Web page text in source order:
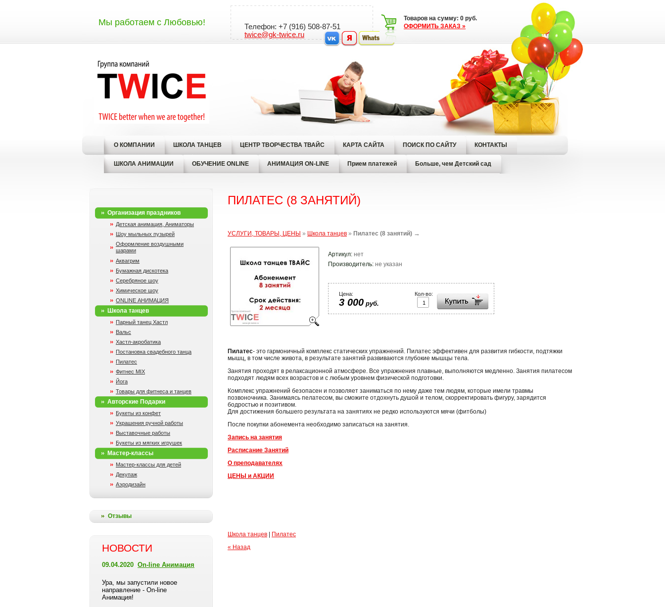
Мы работаем с Любовью!
Телефон: +7 (916) 508-87-51
twice@gk-twice.ru
Товаров на сумму: 0 руб.
ОФОРМИТЬ ЗАКАЗ »
О КОМПАНИИ ШКОЛА ТАНЦЕВ ЦЕНТР ТВОРЧЕСТВА ТВАЙС КАРТА САЙТА ПОИСК ПО САЙТУ КОНТАКТЫ
ШКОЛА АНИМАЦИИ ОБУЧЕНИЕ ONLINE АНИМАЦИЯ ON-LINE Прием платежей Больше, чем Детский сад
Организация праздников
Детская анимация, Аниматоры
Шоу мыльных пузырей
Оформление воздушными
шарами
Аквагрим
Бумажная дискотека
Серебряное шоу
Химическое шоу
ONLINE АНИМАЦИЯ
Школа танцев
Парный танец Хастл
Вальс
Хастл-акробатика
Постановка свадебного танца
Пилатес
Фитнес MIX
Йога
Товары для фитнеса и танцев
Авторские Подарки
Букеты из конфет
Украшения ручной работы
Выставочные работы
Букеты из мягких игрушек
Мастер-классы
Мастер-классы для детей
Декупаж
Аэродизайн
Отзывы
НОВОСТИ
09.04.2020 On-line Анимация
Ура, мы запустили новое
направление - On-line
Анимация!
ПИЛАТЕС (8 ЗАНЯТИЙ)
УСЛУГИ, ТОВАРЫ, ЦЕНЫ » Школа танцев » Пилатес (8 занятий) →
Артикул: нет
Производитель: не указан
Кол-во:
Цена:
3 000 руб.
Пилатес- это гармоничный комплекс статических упражнений. Пилатес эффективен для развития гибкости, подтяжки
мышц, в том числе живота, в результате занятий развиваются глубокие мышцы тела.
Занятия проходят в релаксационной атмосфере. Все упражнения плавные, выполняются медленно. Занятия пилатесом
подходят людям всех возрастов и с любым уровнем физической подготовки.
Комплекс упражнений безопасен и позволяет заниматься по нему даже тем людям, которые имели травмы
позвоночника. Занимаясь пелатесом, вы сможите отдохнуть душой и телом, скорректировать фигуру, зарядится
бодростью и позитивом.
Для достижения большего результата на занятиях не редко используются мячи (фитболы)
После покупки абонемента необходимо записаться на занятия.
Запись на занятия
Расписание Занятий
О преподавателях
ЦЕНЫ и АКЦИИ
Школа танцев
Пилатес
« Назад